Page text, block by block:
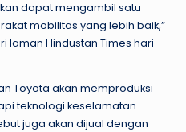
dapat mengambil satu
mobilitas yang lebih baik,”
laman Hindustan Times hari
Toyota akan memproduksi
teknologi keselamatan
juga akan dijual dengan